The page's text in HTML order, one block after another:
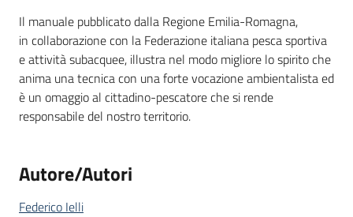
Il manuale pubblicato dalla Regione Emilia-Romagna,
in collaborazione con la Federazione italiana pesca sportiva
e attività subacquee, illustra nel modo migliore lo spirito che
anima una tecnica con una forte vocazione ambientalista ed
è un omaggio al cittadino-pescatore che si rende
responsabile del nostro territorio.
Autore/Autori
Federico Ielli